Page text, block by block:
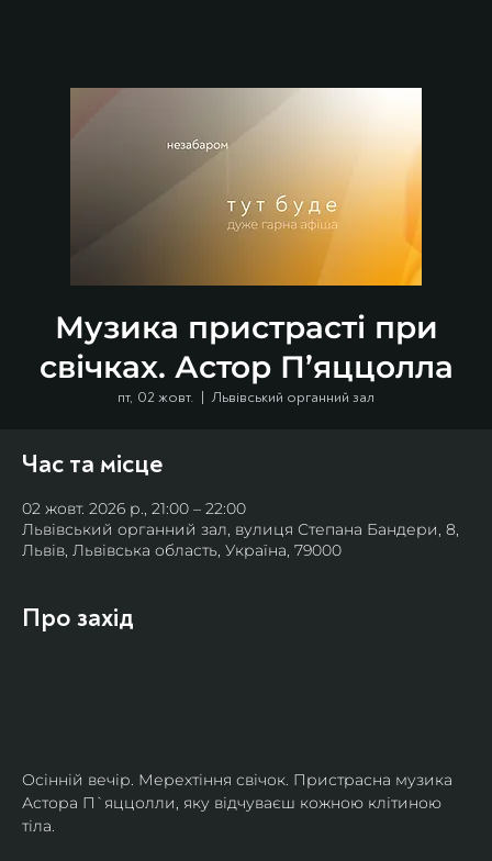
Музика пристрасті при
свічках. Астор П’яццолла
пт, 02 жовт.
  |
Львівський органний зал
Час та місце
02 жовт. 2026 р., 21:00 – 22:00
Львівський органний зал, вулиця Степана Бандери, 8,
Львів, Львівська область, Україна, 79000
Про захід
Осінній вечір. Мерехтіння свічок. Пристрасна музика
Астора П`яццолли, яку відчуваєш кожною клітиною
тіла.